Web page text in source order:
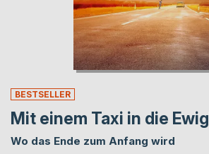
BESTSELLER
Mit einem Taxi in die
Wo das Ende zum Anfang wird